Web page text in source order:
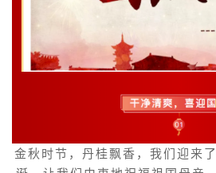
金秋时节，丹桂飘香，我们迎来